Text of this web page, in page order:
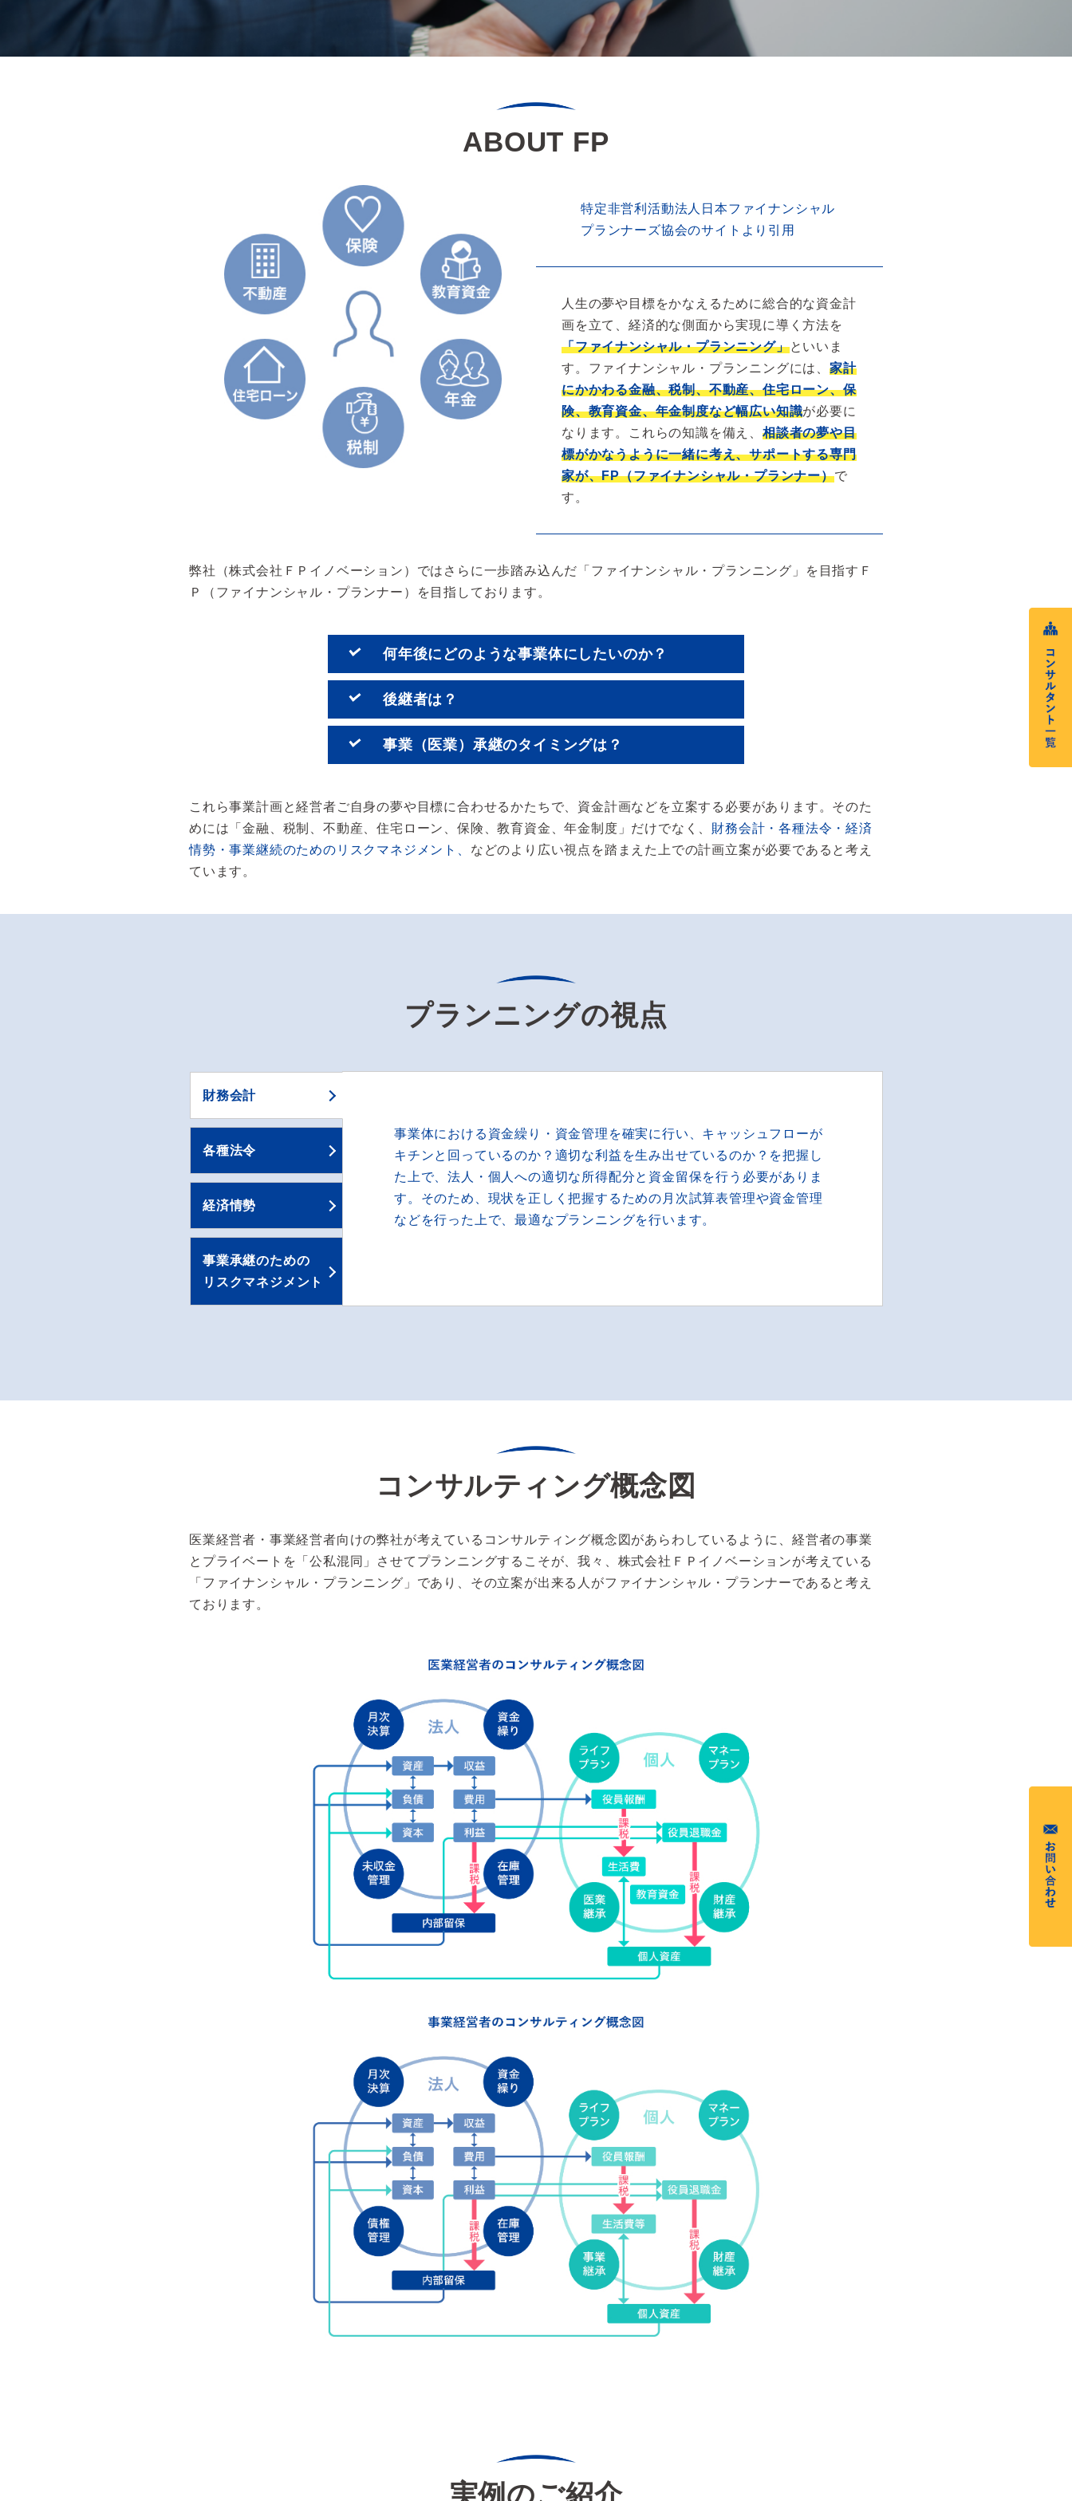
ABOUT FP
特定非営利活動法人日本ファイナンシャル
プランナーズ協会のサイトより引用
人生の夢や目標をかなえるために総合的な資金計
画を立て、経済的な側面から実現に導く方法を
「ファイナンシャル・プランニング」といいま
す。ファイナンシャル・プランニングには、 家計
にかかわる金融、税制、不動産、住宅ローン、保
険、教育資金、年金制度など幅広い知識が必要に
なります。これらの知識を備え、相談者の夢や目
標がかなうように一緒に考え、サポートする専門
家が、FP（ファイナンシャル・プランナー）で
す。
弊社（株式会社ＦＰイノベーション）ではさらに一歩踏み込んだ「ファイナンシャル・プランニング」を目指すＦ
Ｐ（ファイナンシャル・プランナー）を目指しております。
何年後にどのような事業体にしたいのか？
後継者は？
事業（医業）承継のタイミングは？
これら事業計画と経営者ご自身の夢や目標に合わせるかたちで、資金計画などを立案する必要があります。そのた
めには「金融、税制、不動産、住宅ローン、保険、教育資金、年金制度」だけでなく、 財務会計・各種法令・経済
情勢・事業継続のためのリスクマネジメント、 などのより広い視点を踏まえた上での計画立案が必要であると考え
ています。
プランニングの視点
財務会計
各種法令
経済情勢
事業承継のための
リスクマネジメント
事業体における資金繰り・資金管理を確実に行い、キャッシュフローが
キチンと回っているのか？適切な利益を生み出せているのか？を把握し
た上で、法人・個人への適切な所得配分と資金留保を行う必要がありま
す。そのため、現状を正しく把握するための月次試算表管理や資金管理
などを行った上で、最適なプランニングを行います。
コンサルティング概念図
医業経営者・事業経営者向けの弊社が考えているコンサルティング概念図があらわしているように、経営者の事業
とプライベートを「公私混同」させてプランニングするこそが、我々、株式会社ＦＰイノベーションが考えている
「ファイナンシャル・プランニング」であり、その立案が出来る人がファイナンシャル・プランナーであると考え
ております。
実例のご紹介